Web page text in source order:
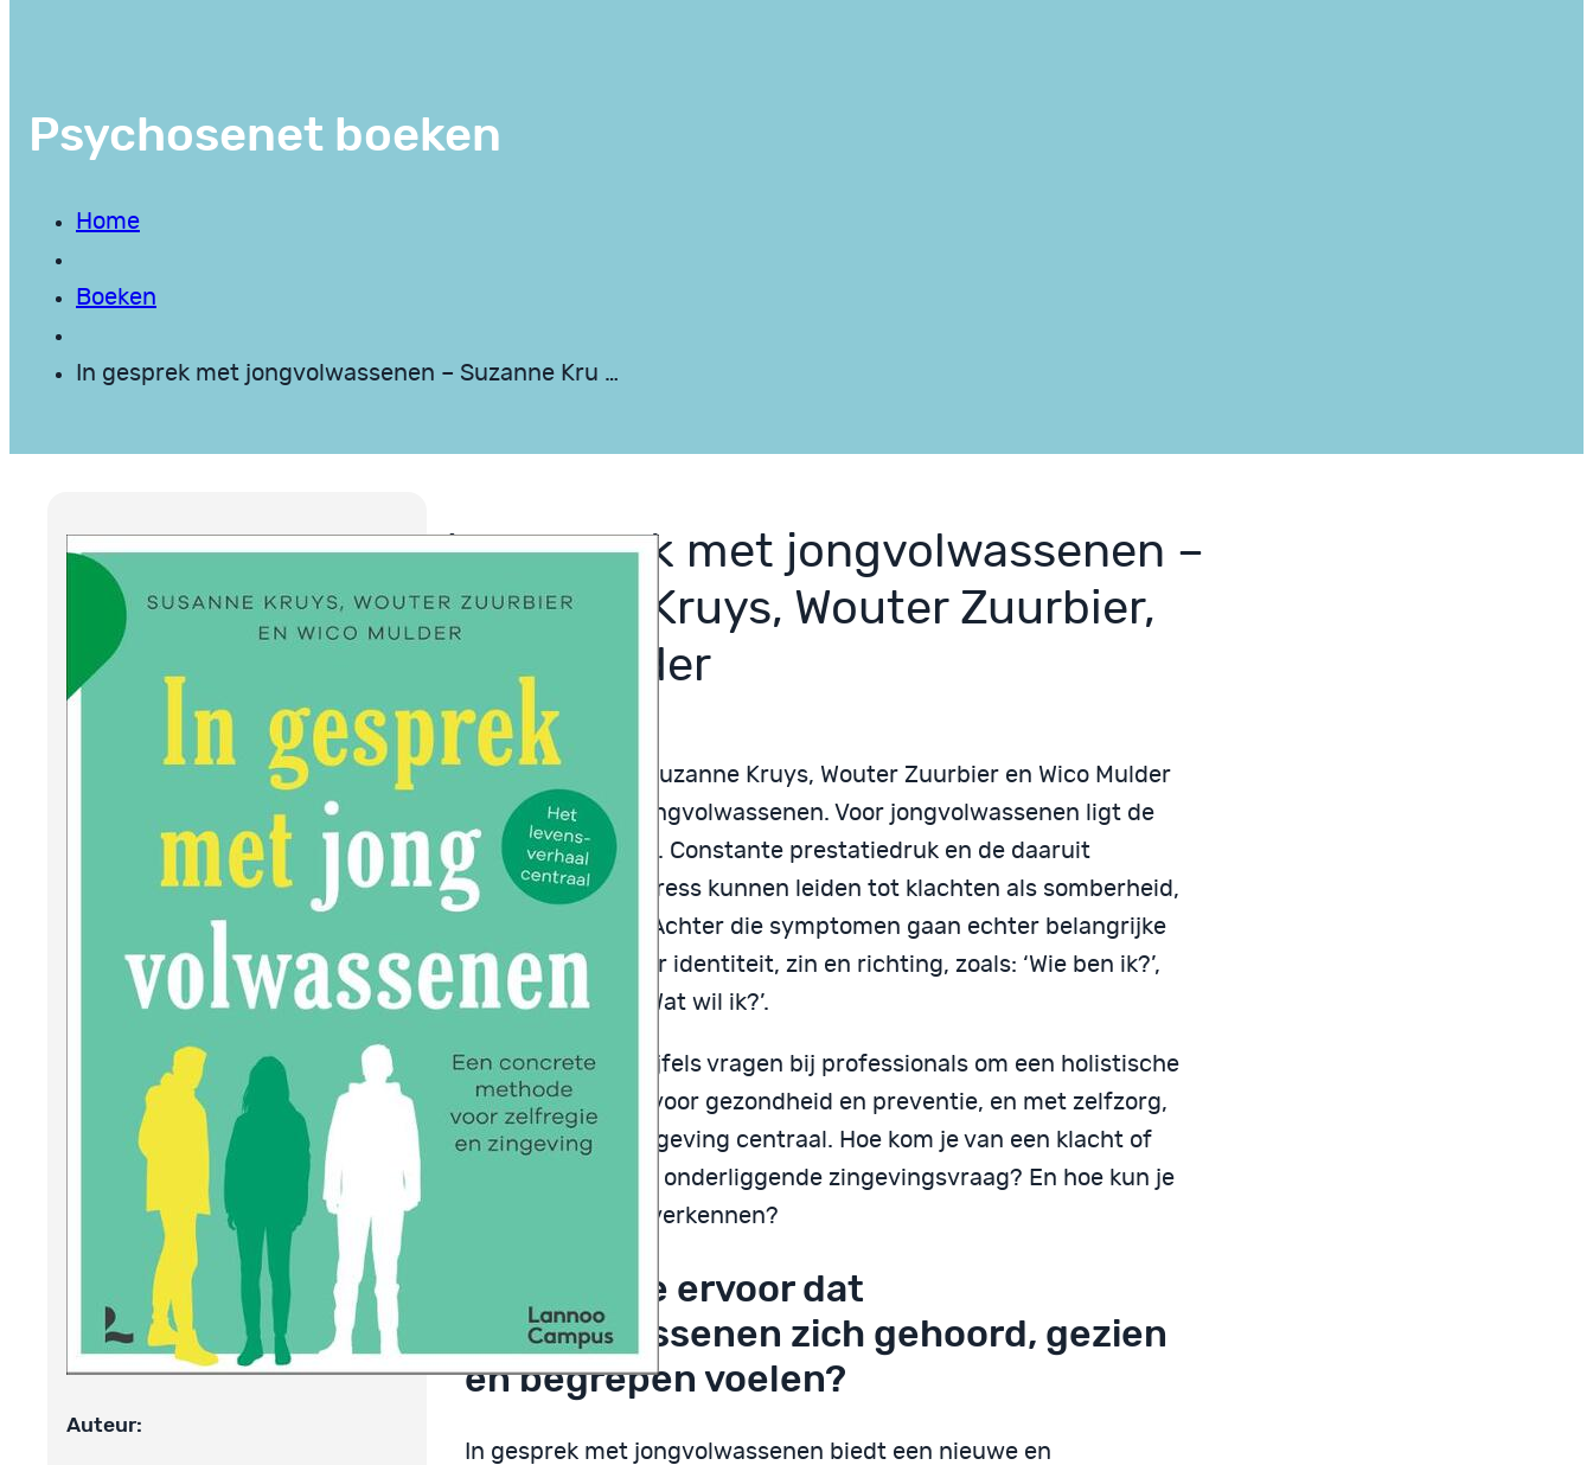
Psychosenet boeken
Home
Boeken
In gesprek met jongvolwassenen – Suzanne Kru …
Auteur:
In gesprek met jongvolwassenen –
Suzanne Kruys, Wouter Zuurbier,
Wico Mulder
In dit boek gaan Suzanne Kruys, Wouter Zuurbier en Wico Mulder
in gesprek met jongvolwassenen. Voor jongvolwassenen ligt de
lat hoger dan ooit. Constante prestatiedruk en de daaruit
voortvloeiende stress kunnen leiden tot klachten als somberheid,
angst en paniek. Achter die symptomen gaan echter belangrijke
vragen schuil over identiteit, zin en richting, zoals: ‘Wie ben ik?’,
‘Wat kan ik?’ en ‘Wat wil ik?’.
Die specifieke twijfels vragen bij professionals om een holistische
aanpak, met oog voor gezondheid en preventie, en met zelfzorg,
zelfsturing en zingeving centraal. Hoe kom je van een klacht of
probleem naar de onderliggende zingevingsvraag? En hoe kun je
die vraag samen verkennen?
Hoe zorg je ervoor dat
jongvolwassenen zich gehoord, gezien
en begrepen voelen?
In gesprek met jongvolwassenen biedt een nieuwe en